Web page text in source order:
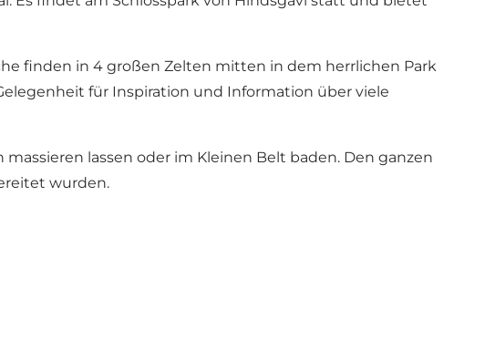
finden in 4 großen Zelten mitten in dem herrlichen Park
für Inspiration und Information über viele
lassen oder im Kleinen Belt baden. Den ganzen
wurden.